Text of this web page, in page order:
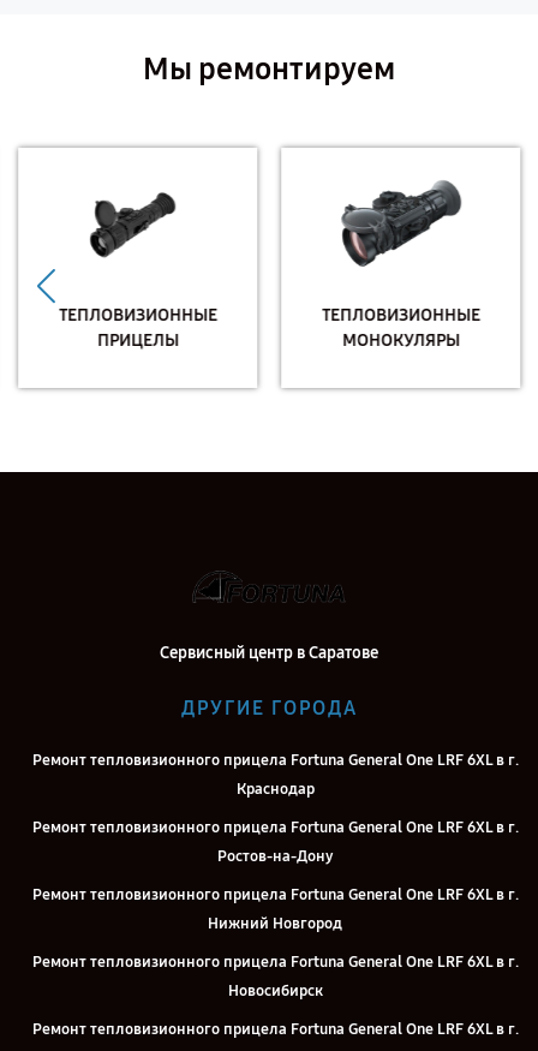
Мы ремонтируем
ТЕПЛОВИЗИОННЫЕ
ПРИЦЕЛЫ
ТЕПЛОВИЗИОННЫЕ
МОНОКУЛЯРЫ
Сервисный центр в Саратове
ДРУГИЕ ГОРОДА
Ремонт тепловизионного прицела Fortuna General One LRF 6XL в г.
Краснодар
Ремонт тепловизионного прицела Fortuna General One LRF 6XL в г.
Ростов-на-Дону
Ремонт тепловизионного прицела Fortuna General One LRF 6XL в г.
Нижний Новгород
Ремонт тепловизионного прицела Fortuna General One LRF 6XL в г.
Новосибирск
Ремонт тепловизионного прицела Fortuna General One LRF 6XL в г.